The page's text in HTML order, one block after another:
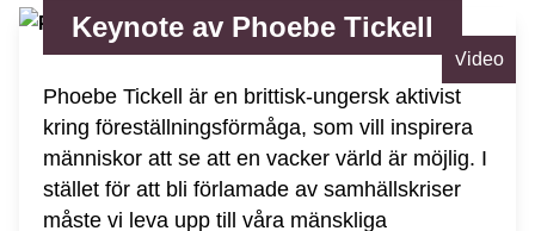
Video
Keynote av Phoebe Tickell
Phoebe Tickell är en brittisk-ungersk aktivist
kring föreställningsförmåga, som vill inspirera
människor att se att en vacker värld är möjlig. I
stället för att bli förlamade av samhällskriser
måste vi leva upp till våra mänskliga